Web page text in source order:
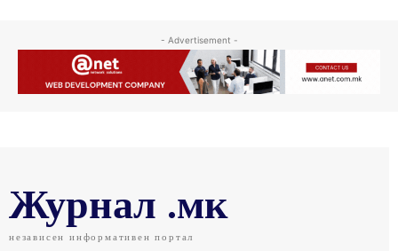
- Advertisement -
Журнал .мк
независен информативен портал